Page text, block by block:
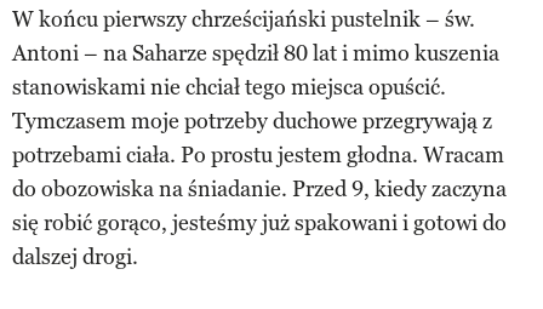
W końcu pierwszy chrześcijański pustelnik – św.
Antoni – na Saharze spędził 80 lat i mimo kuszenia
stanowiskami nie chciał tego miejsca opuścić.
Tymczasem moje potrzeby duchowe przegrywają z
potrzebami ciała. Po prostu jestem głodna. Wracam
do obozowiska na śniadanie. Przed 9, kiedy zaczyna
się robić gorąco, jesteśmy już spakowani i gotowi do
dalszej drogi.